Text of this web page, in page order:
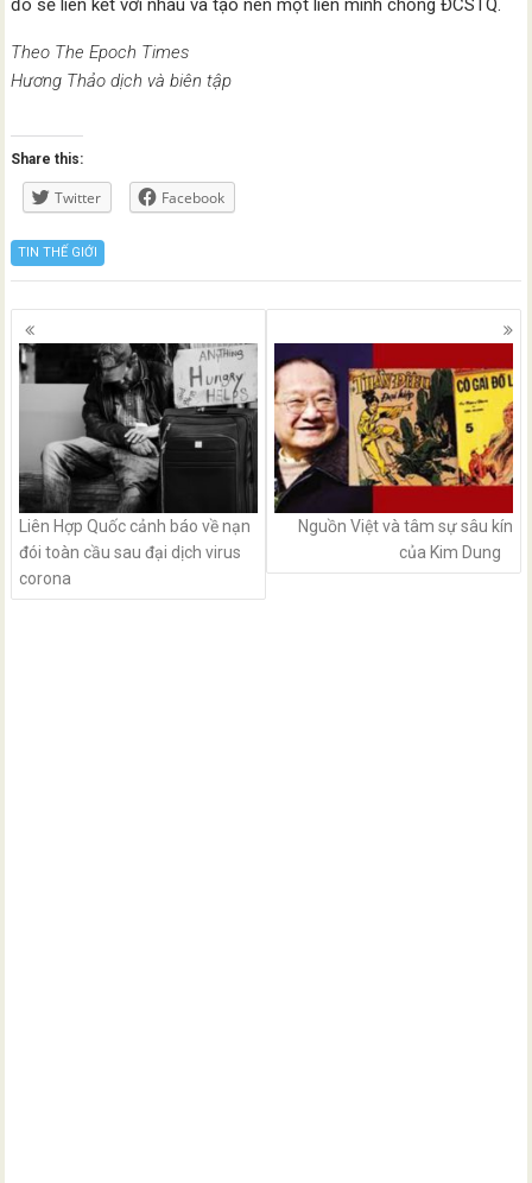
đó sẽ liên kết với nhau và tạo nên một liên minh chống ĐCSTQ.
Theo The Epoch Times
Hương Thảo dịch và biên tập
Share this:
Twitter Facebook
TIN THẾ GIỚI
Posts
navigation
Liên Hợp Quốc cảnh báo về nạn
đói toàn cầu sau đại dịch virus
corona
Nguồn Việt và tâm sự sâu kín
của Kim Dung